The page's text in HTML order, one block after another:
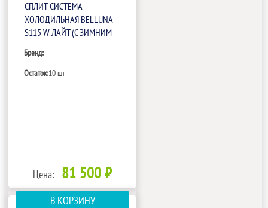
СПЛИТ-СИСТЕМА
ХОЛОДИЛЬНАЯ BELLUNA
S115 W ЛАЙТ (С ЗИМНИМ
Бренд:
Остаток:10 шт
Цена: 81 500 ₽
В КОРЗИНУ